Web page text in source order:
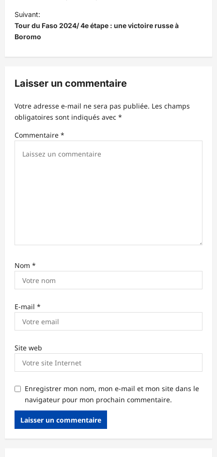
i
g
a
t
o
n
d
’
Suivant:
Tour du Faso 2024/ 4e étape : une victoire russe à
Boromo
Laisser un commentaire
Votre adresse e-mail ne sera pas publiée. Les champs
obligatoires sont indiqués avec *
Commentaire *
Nom *
E-mail *
Site web
Enregistrer mon nom, mon e-mail et mon site dans le
navigateur pour mon prochain commentaire.